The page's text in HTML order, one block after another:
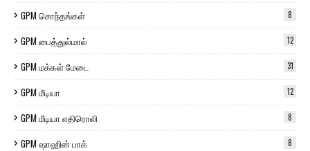
GPM சொந்தங்கள் 8
GPM பைத்துல்மால் 12
GPM மக்கள் மேடை 31
GPM மீடியா 12
GPM மீடியா எதிரொலி 8
GPM ஷாஹின் பாக் 8